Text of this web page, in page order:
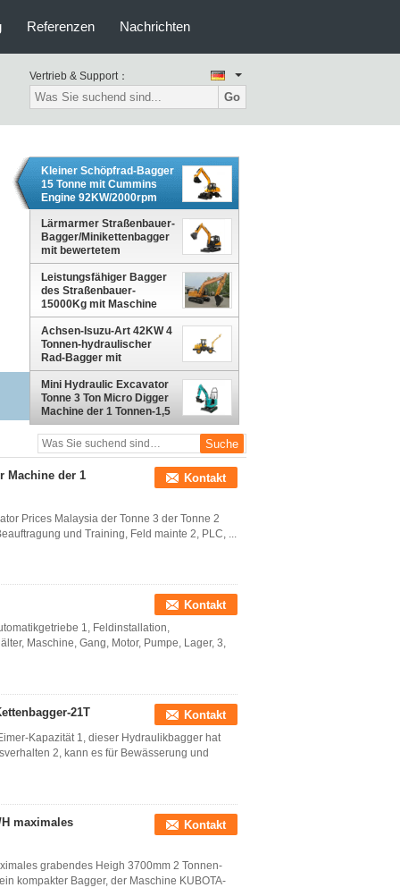
Referenzen Nachrichten
Vertrieb & Support：
Go
Kleiner Schöpfrad-Bagger
15 Tonne mit Cummins
Engine 92KW/2000rpm
Lärmarmer Straßenbauer-
Bagger/Minikettenbagger
mit bewertetem
Operations-Gewicht
6500kg
Leistungsfähiger Bagger
des Straßenbauer-
15000Kg mit Maschine
Yuchai oder Cumins
Achsen-Isuzu-Art 42KW 4
Tonnen-hydraulischer
Rad-Bagger mit
hydraulischem Hammer
Mini Hydraulic Excavator
Tonne 3 Ton Micro Digger
Machine der 1 Tonnen-1,5
Tonnen-1,7 der Tonnen-2
Machine der 1
Kontakt
Prices Malaysia der Tonne 3 der Tonne 2
und Training, Feld mainte 2, PLC, ...
Kontakt
1, Feldinstallation,
Maschine, Gang, Motor, Pumpe, Lager, 3,
21T Kontakt
Kapazität 1, dieser Hydraulikbagger hat
2, kann es für Bewässerung und
maximales
Kontakt
grabendes Heigh 3700mm 2 Tonnen-
kompakter Bagger, der Maschine KUBOTA-